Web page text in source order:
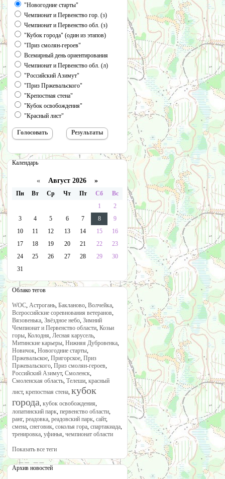
"Новогодние старты"
Чемпионат и Первенство гор. (з)
Чемпионат и Первенство обл. (з)
"Кубок города" (один из этапов)
"Приз смолян-героев"
Всемирный день ориентирования
Чемпионат и Первенство обл. (л)
"Российский Азимут"
"Приз Пржевальского"
"Крепостная стена"
"Кубок освобождения"
"Красный лист"
Календарь
« Август 2026 »
Пн Вт Ср Чт Пт Сб
Вс
1
2
3
4 5 6 7 8
9
10
11 12 13 14 15
16
17
18 19 20 21 22
23
24
25 26 27 28 29
30
31
Облако тегов
WOC, Астрогань, Бакланово, Волчейка,
Всероссийские соревнования ветеранов,
Вязовенька, Звёздное небо, Зимний
Чемпионат и Первенство области, Козьи
горы, Колодня, Лесная карусель,
Митинские карьеры, Нижняя Дубровенка,
Новичок, Новогодние старты,
Пржевальское, Пригорское, Приз
Пржевальского, Приз смолян-героев,
Российский Азимут, Смоленск,
Смоленская область, Телеши, красный
лист, крепостная стена, кубок
города, кубок освобождения,
лопатинский парк, первенство области,
ранг, реадовка, реадовский парк, сайт,
смена, снеговик, соколья гора, спартакиада,
тренировка, уфинья, чемпионат области
Показать все теги
Архив новостей